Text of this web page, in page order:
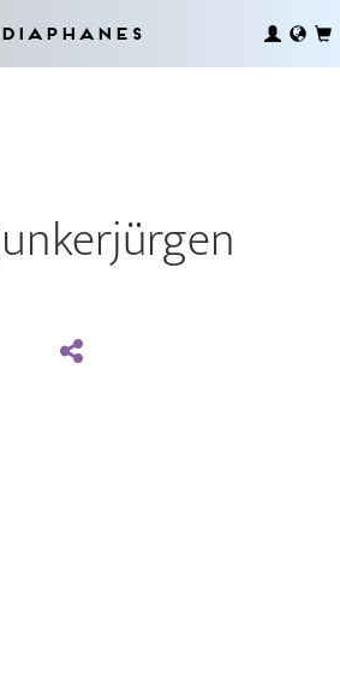
Diaphanes